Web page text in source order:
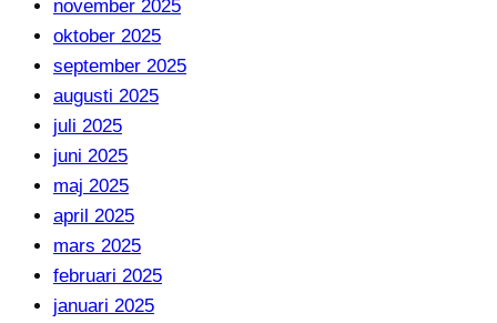
november 2025
oktober 2025
september 2025
augusti 2025
juli 2025
juni 2025
maj 2025
april 2025
mars 2025
februari 2025
januari 2025